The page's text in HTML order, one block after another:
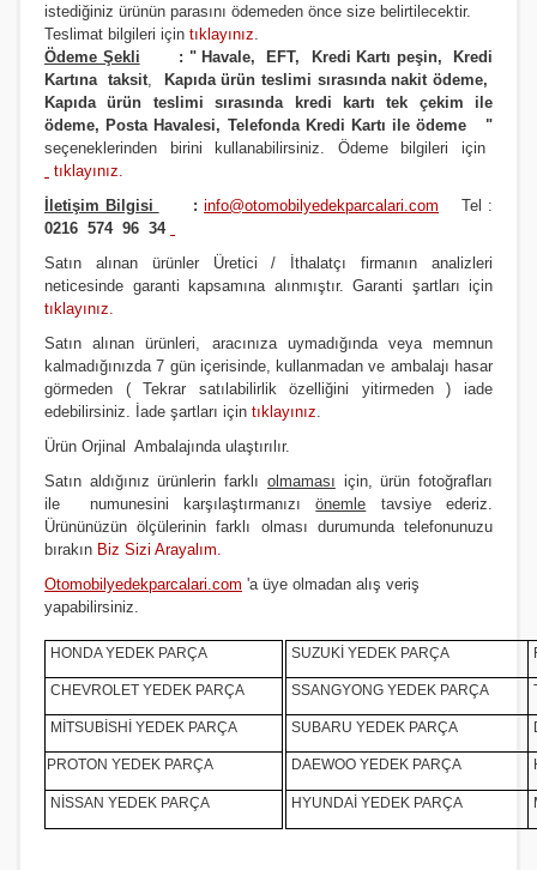
istediğiniz ürünün parasını ödemeden önce size belirtilecektir.
Teslimat bilgileri için tıklayınız.
Ödeme Şekli : " Havale, EFT, Kredi Kartı peşin,
Kredi
Kartına taksit,
Kapıda ürün teslimi sırasında nakit ödeme,
Kapıda ürün teslimi sırasında kredi kartı tek çekim ile
ödeme, Posta Havalesi, Telefonda Kredi Kartı ile ödeme
"
seçeneklerinden birini kullanabilirsiniz. Ödeme bilgileri için
tıklayınız.
İletişim Bilgisi
: info@otomobilyedekparcalari.com Tel :
0216 574 96 34
Satın alınan ürünler Üretici / İthalatçı firmanın analizleri
neticesinde garanti kapsamına alınmıştır. Garanti şartları için
tıklayınız.
Satın alınan ürünleri, aracınıza uymadığında veya memnun
kalmadığınızda 7 gün içerisinde, kullanmadan ve ambalajı hasar
görmeden ( Tekrar satılabilirlik özelliğini yitirmeden ) iade
edebilirsiniz. İade şartları için tıklayınız.
Ürün Orjinal Ambalajında ulaştırılır.
Satın aldığınız ürünlerin farklı olmaması için, ürün fotoğrafları
ile numunesini karşılaştırmanızıönemle tavsiye ederiz.
Ürününüzün ölçülerinin farklı olması durumunda telefonunuzu
bırakın Biz Sizi Arayalım.
Otomobilyedekparcalari.com 'a üye olmadan alış veriş
yapabilirsiniz.
HONDA YEDEK PARÇA SUZUKİ YEDEK PARÇA
CHEVROLET YEDEK PARÇA SSANGYONG YEDEK PARÇA
MİTSUBİSHİ YEDEK PARÇA SUBARU YEDEK PARÇA
PROTON YEDEK PARÇA DAEWOO YEDEK PARÇA
NİSSAN YEDEK PARÇA HYUNDAİ YEDEK PARÇA